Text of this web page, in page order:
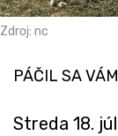
Zdroj: nc
PÁČIL SA
Streda 18.